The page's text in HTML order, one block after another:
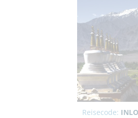
Reisecode: